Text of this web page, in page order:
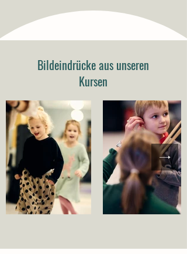
Bildeindrücke aus unseren
Kursen